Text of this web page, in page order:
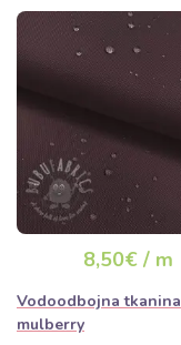
8,50€ / m
Vodoodbojna tkanina
mulberry